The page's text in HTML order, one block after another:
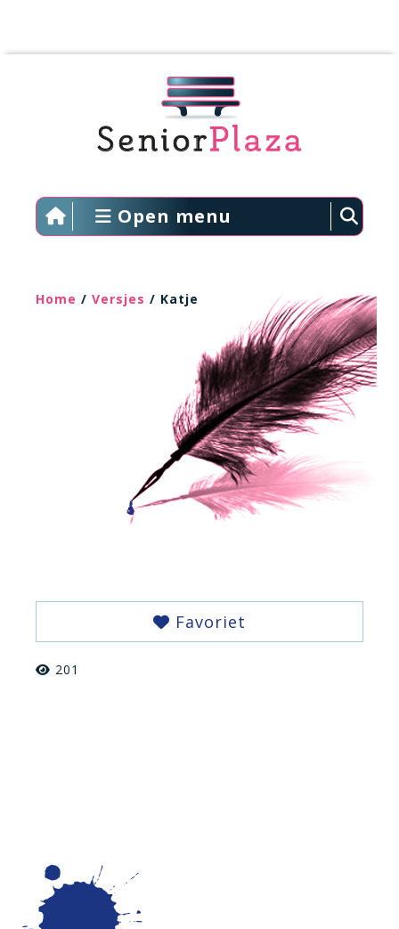
Open menu
Home / Versjes / Katje
Favoriet
201